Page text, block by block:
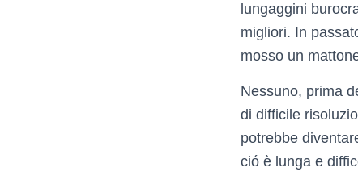
lungaggini
migliori. In
mosso un
Nessuno, prima
di difficile
potrebbe
ció è lunga e